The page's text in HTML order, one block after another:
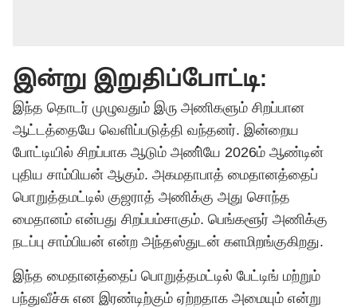
இன்று இறுதிப்போட்டி:
இந்த தொடர் முழுவதும் இரு அணிகளும் சிறப்பான
ஆட்டத்தையே வெளிப்படுத்தி வந்தனர். இன்றைய
போட்டியில் சிறப்பாக ஆடும் அணி்யே 2026ம் ஆண்டின்
புதிய சாம்பியன் ஆகும். அகமதாபாத் மைதானத்தைப்
பொறுத்தமட்டில் குஜராத் அணிக்கு அது சொந்த
மைதானம் என்பது சிறப்பம்சாகும். பெங்களூர் அணிக்கு
நடப்பு சாம்பியன் என்ற அந்தஸ்துடன் களமிறங்குகிறது.
இந்த மைதானத்தைப் பொறுத்தமட்டில் பேட்டிங் மற்றும்
பந்துவீச்சு என இரண்டிற்கும் ஏற்றதாக அமையும் என்று